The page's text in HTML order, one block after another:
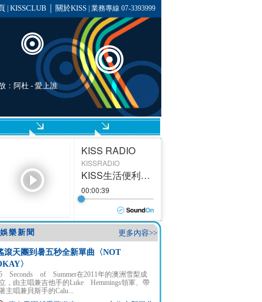
KISSCLUB 關於KISS| 業務專線 07-3393999
： 阿杜 - 愛上誰
更多內容>>
娛樂新聞
滾天團到暑五秒全新單曲〈NOT
〉
Seconds of Summer在2011年的澳洲雪梨成
立，由主唱兼吉他手的Luke Hemmings領軍、帶
主唱兼貝斯手的Calu...